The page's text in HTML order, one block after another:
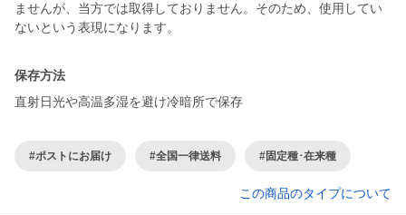
ませんが、当方では取得しておりません。そのため、使用してい
ないという表現になります。
保存方法
直射日光や高温多湿を避け冷暗所で保存
#ポストにお届け #全国一律送料 #固定種･在来種
この商品のタイプについて